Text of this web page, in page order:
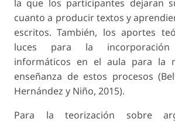
la que los participantes dejaran
cuanto a producir textos y
escritos. También, los aportes
luces para la
informáticos en el aula para la
enseñanza de estos procesos
Hernández y Niño, 2015).
Para la teorización sobre